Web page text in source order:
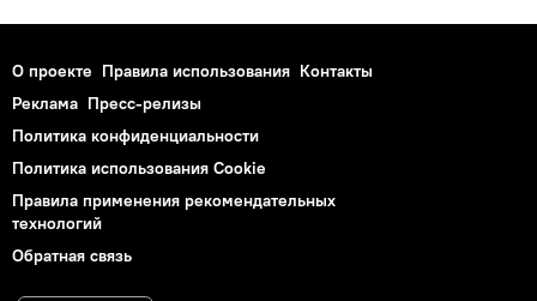
О проекте Правила использования Контакты
Реклама Пресс-релизы
Политика конфиденциальности
Политика использования Cookie
Правила применения рекомендательных
технологий
Обратная связь